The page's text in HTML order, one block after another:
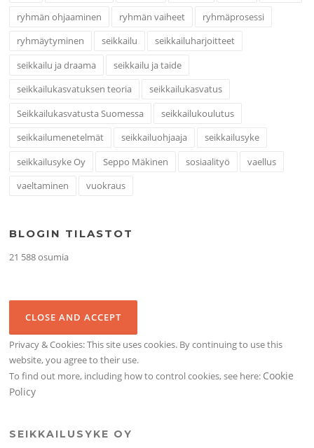
ryhmän ohjaaminen
ryhmän vaiheet
ryhmäprosessi
ryhmäytyminen
seikkailu
seikkailuharjoitteet
seikkailu ja draama
seikkailu ja taide
seikkailukasvatuksen teoria
seikkailukasvatus
Seikkailukasvatusta Suomessa
seikkailukoulutus
seikkailumenetelmät
seikkailuohjaaja
seikkailusyke
seikkailusyke Oy
Seppo Mäkinen sosiaalityö
vaellus
vaeltaminen
vuokraus
BLOGIN TILASTOT
21 588 osumia
Privacy & Cookies: This site uses cookies. By continuing to use this
website, you agree to their use.
To find out more, including how to control cookies, see here: Cookie
Policy
SEIKKAILUSYKE OY